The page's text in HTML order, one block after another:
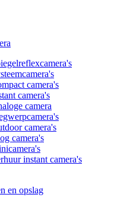
camera's
camera's
camera
camera's
camera's
instant camera's
en opslag